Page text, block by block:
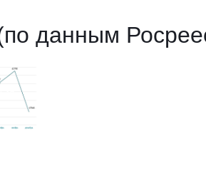
данным